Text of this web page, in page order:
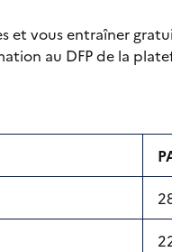
et vous entraîner
au DFP de la